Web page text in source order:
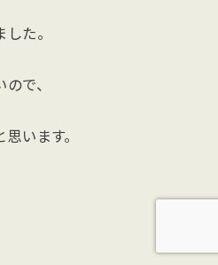
た。
で、
います。